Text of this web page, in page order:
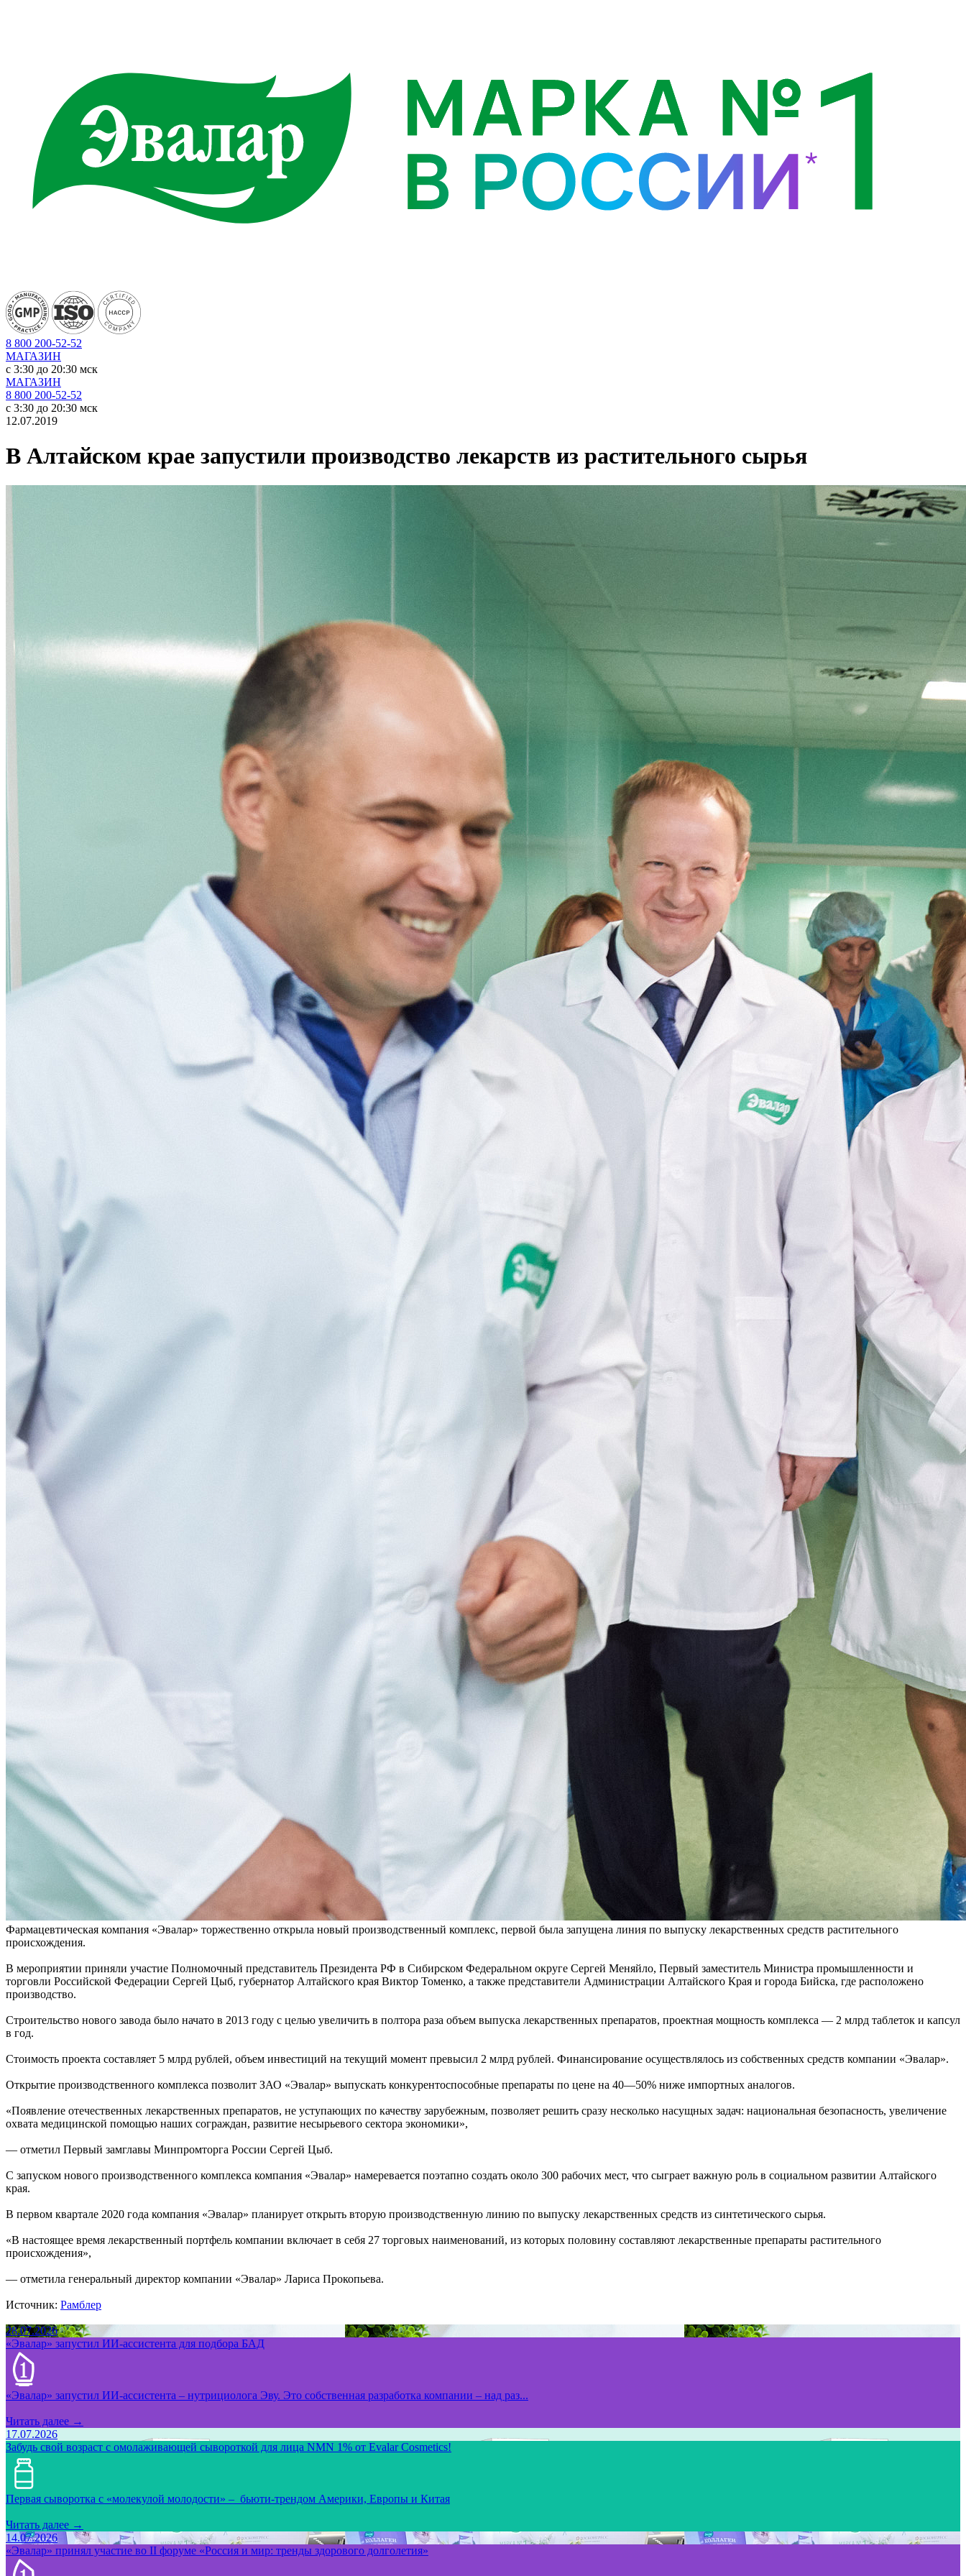
8 800 200-52-52
МАГАЗИН
c 3:30 до 20:30 мск
МАГАЗИН
8 800 200-52-52
c 3:30 до 20:30 мск
12.07.2019
В Алтайском крае запустили производство лекарств из растительного сырья
Фармацевтическая компания «Эвалар» торжественно открыла новый производственный комплекс, первой была запущена линия по выпуску лекарственных средств растительного
происхождения.
В мероприятии приняли участие Полномочный представитель Президента РФ в Сибирском Федеральном округе Сергей Меняйло, Первый заместитель Министра промышленности и
торговли Российской Федерации Сергей Цыб, губернатор Алтайского края Виктор Томенко, а также представители Администрации Алтайского Края и города Бийска, где расположено
производство.
Строительство нового завода было начато в 2013 году с целью увеличить в полтора раза объем выпуска лекарственных препаратов, проектная мощность комплекса — 2 млрд таблеток и капсул
в год.
Стоимость проекта составляет 5 млрд рублей, объем инвестиций на текущий момент превысил 2 млрд рублей. Финансирование осуществлялось из собственных средств компании «Эвалар».
Открытие производственного комплекса позволит ЗАО «Эвалар» выпускать конкурентоспособные препараты по цене на 40—50% ниже импортных аналогов.
«Появление отечественных лекарственных препаратов, не уступающих по качеству зарубежным, позволяет решить сразу несколько насущных задач: национальная безопасность, увеличение
охвата медицинской помощью наших сограждан, развитие несырьевого сектора экономики»,
— отметил Первый замглавы Минпромторга России Сергей Цыб.
С запуском нового производственного комплекса компания «Эвалар» намеревается поэтапно создать около 300 рабочих мест, что сыграет важную роль в социальном развитии Алтайского
края.
В первом квартале 2020 года компания «Эвалар» планирует открыть вторую производственную линию по выпуску лекарственных средств из синтетического сырья.
«В настоящее время лекарственный портфель компании включает в себя 27 торговых наименований, из которых половину составляют лекарственные препараты растительного
происхождения»,
— отметила генеральный директор компании «Эвалар» Лариса Прокопьева.
Источник: Рамблер
28.07.2026
«Эвалар» запустил ИИ-ассистента для подбора БАД
«Эвалар» запустил ИИ-ассистента – нутрициолога Эву. Это собственная разработка компании – над раз...
Читать далее →
17.07.2026
Забудь свой возраст с омолаживающей сывороткой для лица NMN 1% от Evalar Cosmetics!
Первая сыворотка с «молекулой молодости» – бьюти-трендом Америки, Европы и Китая
Читать далее →
14.07.2026
«Эвалар» принял участие во II форуме «Россия и мир: тренды здорового долголетия»